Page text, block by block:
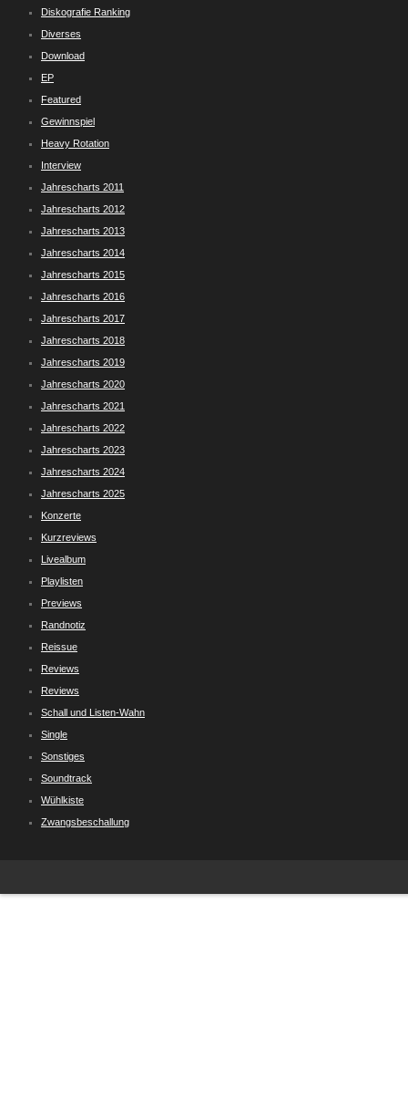
Diskografie Ranking
Diverses
Download
EP
Featured
Gewinnspiel
Heavy Rotation
Interview
Jahrescharts 2011
Jahrescharts 2012
Jahrescharts 2013
Jahrescharts 2014
Jahrescharts 2015
Jahrescharts 2016
Jahrescharts 2017
Jahrescharts 2018
Jahrescharts 2019
Jahrescharts 2020
Jahrescharts 2021
Jahrescharts 2022
Jahrescharts 2023
Jahrescharts 2024
Jahrescharts 2025
Konzerte
Kurzreviews
Livealbum
Playlisten
Previews
Randnotiz
Reissue
Reviews
Reviews
Schall und Listen-Wahn
Single
Sonstiges
Soundtrack
Wühlkiste
Zwangsbeschallung